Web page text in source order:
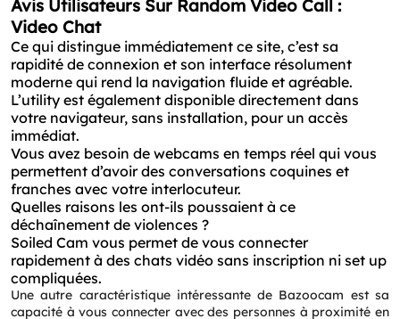
Avis Utilisateurs Sur Random Video Call :
Video Chat
Ce qui distingue immédiatement ce site, c’est sa
rapidité de connexion et son interface résolument
moderne qui rend la navigation fluide et agréable.
L’utility est également disponible directement dans
votre navigateur, sans installation, pour un accès
immédiat.
Vous avez besoin de webcams en temps réel qui vous
permettent d’avoir des conversations coquines et
franches avec votre interlocuteur.
Quelles raisons les ont-ils poussaient à ce
déchaînement de violences ?
Soiled Cam vous permet de vous connecter
rapidement à des chats vidéo sans inscription ni set up
compliquées.
Une autre caractéristique intéressante de Bazoocam est sa
capacité à vous connecter avec des personnes à proximité en